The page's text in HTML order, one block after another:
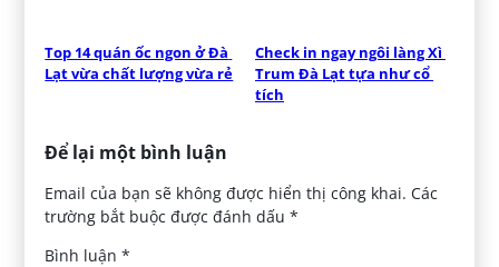
Top 14 quán ốc ngon ở Đà
Lạt vừa chất lượng vừa rẻ
Check in ngay ngôi làng Xì
Trum Đà Lạt tựa như cổ
tích
Để lại một bình luận
Email của bạn sẽ không được hiển thị công khai. Các
trường bắt buộc được đánh dấu*
Bình luận*